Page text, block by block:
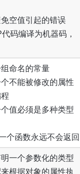
空值引起的错误
码编译为机器码，
命名的常量
不能被修改的属性
值必须是多种类型
个函数永远不会返回
一个参数化的类型
根据对象的属性执